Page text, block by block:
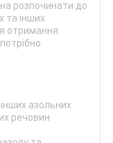
розпочинати до
та інших
отримання
азольних
речовин